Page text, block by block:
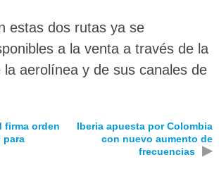
estas dos rutas ya se
a la venta a través de la
aerolínea y de sus canales de
firma orden
para
Iberia apuesta por Colombia
con nuevo aumento de
frecuencias
▶